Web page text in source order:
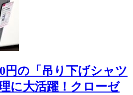
円の「吊り下げシャツ
に大活躍！クローゼ